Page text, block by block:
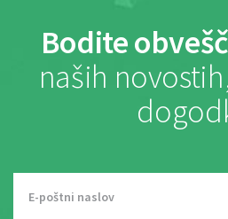
Bodite
naših